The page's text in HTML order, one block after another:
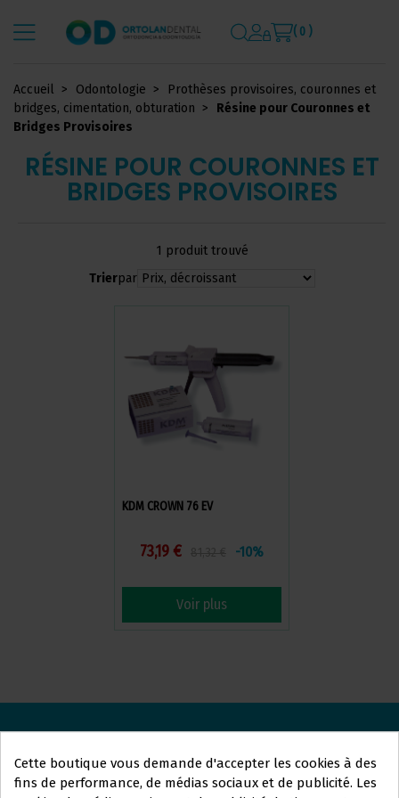
( 0 )
Accueil Odontologie
Prothèses provisoires, couronnes et
bridges, cimentation, obturation
Résine pour Couronnes et
Bridges Provisoires
RÉSINE POUR COURONNES ET
BRIDGES PROVISOIRES
1 produit trouvé
Trierpar
KDM CROWN 76 EV
73,19 € -10%
Voir plus
ORTOLANDENTAL
Cette boutique vous demande d'accepter les cookies à des
fins de performance, de médias sociaux et de publicité. Les